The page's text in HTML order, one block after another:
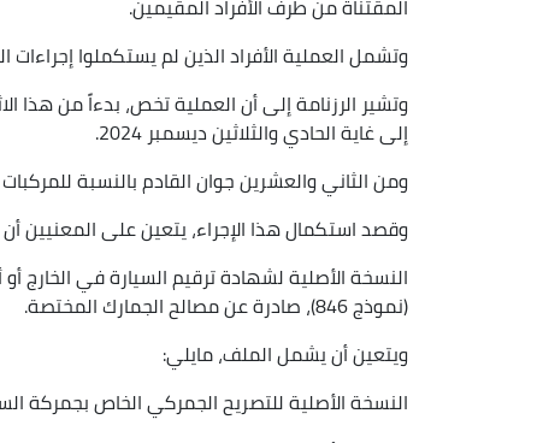
وتشمل العملية الأفراد الذين لم يستكملوا
وتشير الرزنامة إلى أن العملية تخص، بدءاً من هذا
إلى غاية الحادي والثلاثين ديسمبر 2024.
ومن الثاني والعشرين جوان القادم بالنسبة للمركبات
وقصد استكمال هذا الإجراء، يتعين على
النسخة الأصلية لشهادة ترقيم السيارة في الخارج
(نموذج 846)، صادرة عن مصالح الجمارك المختصة.
ويتعين أن يشمل الملف، مايلي:
النسخة الأصلية للتصريح الجمركي الخاص بجمركة